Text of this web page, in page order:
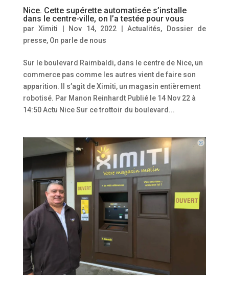
Nice. Cette supérette automatisée s’installe
dans le centre-ville, on l’a testée pour vous
parXimiti Nov 14, 2022 |Actualités,
Dossier de
presse, On parle de nous
Sur le boulevard Raimbaldi, dans le centre de Nice, un
commerce pas comme les autres vient de faire son
apparition. Il s’agit de Ximiti, un magasin entièrement
robotisé. Par Manon Reinhardt Publié le 14 Nov 22 à
14:50 Actu Nice Sur ce trottoir du boulevard...